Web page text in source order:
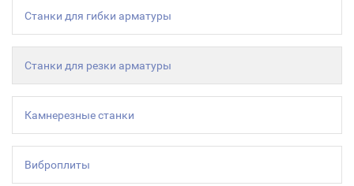
Станки для гибки арматуры
Станки для резки арматуры
Камнерезные станки
Виброплиты